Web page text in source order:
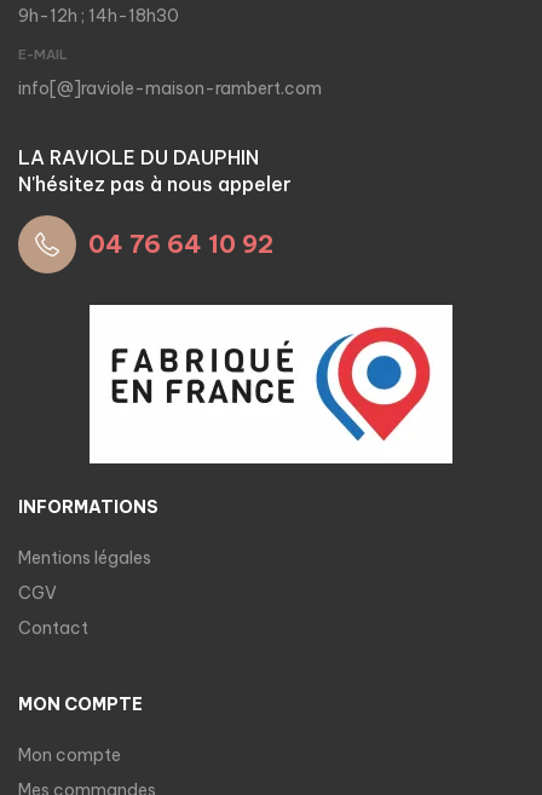
9h-12h ; 14h-18h30
E-MAIL
info[@]raviole-maison-rambert.com
LA RAVIOLE DU DAUPHIN
N'hésitez pas à nous appeler
04 76 64 10 92
INFORMATIONS
Mentions légales
CGV
Contact
MON COMPTE
Mon compte
Mes commandes